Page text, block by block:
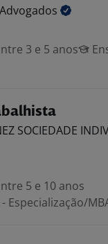
Advogados
3 e 5 anos
SOCIEDADE
5 e 10 anos
Especialização/